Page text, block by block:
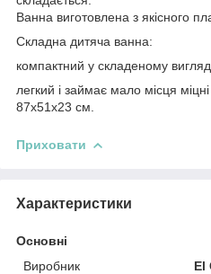
Ванна виготовлена з якісного
Складна дитяча ванна:
компактний у складеному
легкий і займає мало місця
87х51х23 см.
Приховати
Характеристики
Основні
Виробник
El